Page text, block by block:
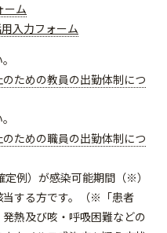
ーム
入力フォーム
ための教員の出勤体制につ
ための職員の出勤体制につ
例）が感染可能期間（※）
当する方です。（※「患者
発熱及び咳・呼吸困難などの